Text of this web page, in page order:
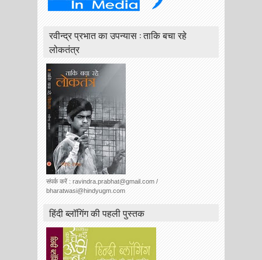
रवीन्द्र प्रभात का उपन्यास : ताकि बचा रहे
लोकतंत्र
संपर्क करें : ravindra.prabhat@gmail.com /
bharatwasi@hindyugm.com
हिंदी ब्लॉगिंग की पहली पुस्तक